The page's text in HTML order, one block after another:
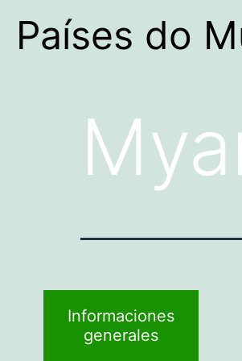
Países do
Informaciones
generales